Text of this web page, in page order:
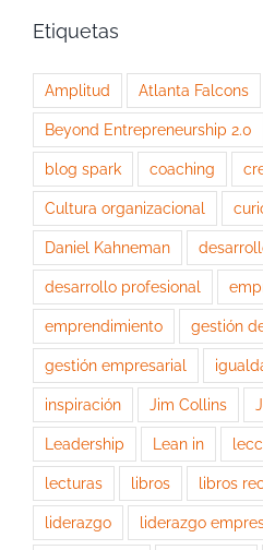
Etiquetas
Amplitud Atlanta Falcons
Beyond Entrepreneurship 2.0
blog spark coaching
Cultura organizacional
Daniel Kahneman
desarrollo profesional
emprendimiento gestión
gestión empresarial
inspiración Jim Collins
Leadership Lean in
lecturas libros libros
liderazgo liderazgo